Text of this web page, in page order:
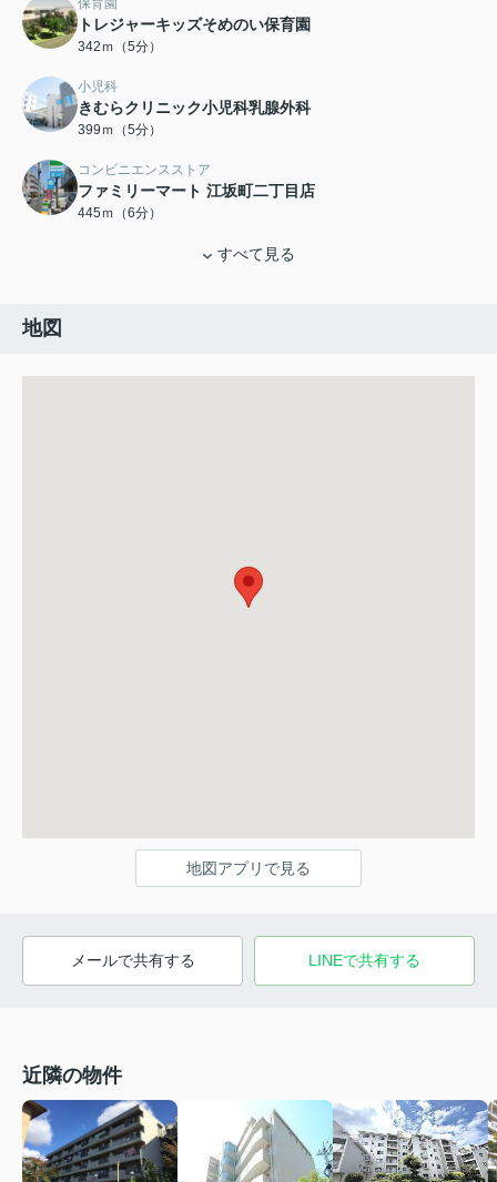
保育園
トレジャーキッズそめのい保育園
342ｍ（5分）
小児科
きむらクリニック小児科乳腺外科
399ｍ（5分）
コンビニエンスストア
ファミリーマート 江坂町二丁目店
445ｍ（6分）
すべて見る
地図
地図アプリで見る
メールで共有する LINEで共有する
近隣の物件